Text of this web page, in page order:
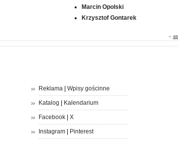
Marcin Opolski
Krzysztof Gontarek
«
Reklama| Wpisy gościnne
Katalog Kalendarium
Facebook| X
Instagram| Pinterest